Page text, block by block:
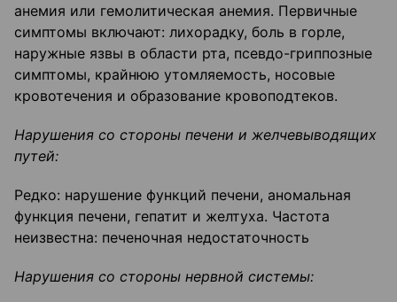
анемия или гемолитическая анемия. Первичные
симптомы включают: лихорадку, боль в горле,
наружные язвы в области рта, псевдо-гриппозные
симптомы, крайнюю утомляемость, носовые
кровотечения и образование кровоподтеков.
Нарушения со стороны печени и желчевыводящих
путей:
Редко: нарушение функций печени, аномальная
функция печени, гепатит и желтуха. Частота
неизвестна: печеночная недостаточность
Нарушения со стороны нервной системы: